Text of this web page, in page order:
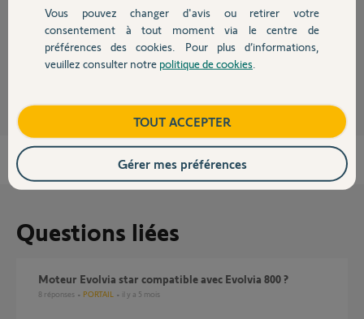
Devis avec un pro
Contact
Dorénavant les pignons sont en laiton.
Anonyme il y a plus de 4 ans
Questions liées
Moteur Evolvia star compatible avec Evolvia 800 ?
8 réponses PORTAIL il y a 5 mois
Vous pouvez changer d'avis ou retirer votre
consentement à tout moment via le centre de
préférences des cookies. Pour plus d’informations,
veuillez consulter notre politique de cookies
TOUT ACCEPTER
Gérer mes préférences